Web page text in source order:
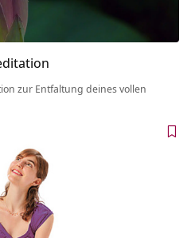
zur Entfaltung deines vollen